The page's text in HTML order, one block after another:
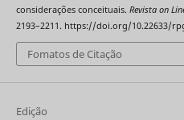
considerações conceituais. Revista on
2193–2211. https://doi.org/10.22633/
Fomatos de Citação
Edição